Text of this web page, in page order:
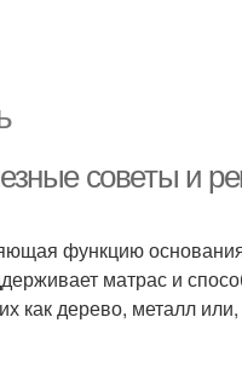
советы и
функцию
матрас и
как дерево, металл